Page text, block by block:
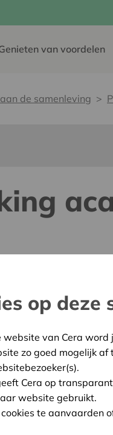
van voordelen
de samenleving
op deze
van Cera word
zo goed mogelijk af
Cera op
website gebruikt.
cookies te aanvaarden